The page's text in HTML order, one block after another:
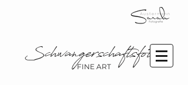
Schwangerschaftsfotos
FINE ART